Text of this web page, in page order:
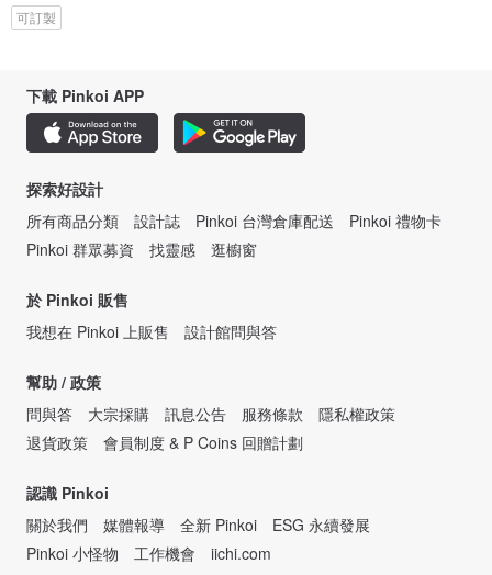
可訂製
下載 Pinkoi APP
探索好設計
所有商品分類
設計誌 Pinkoi 台灣倉庫配送
Pinkoi 禮物卡
Pinkoi 群眾募資
找靈感 逛櫥窗
於 Pinkoi 販售
我想在 Pinkoi 上販售
設計館問與答
幫助 / 政策
問與答
大宗採購 訊息公告 服務條款
隱私權政策
退貨政策
會員制度 & P Coins 回贈計劃
認識 Pinkoi
關於我們
媒體報導 全新 Pinkoi
ESG 永續發展
Pinkoi 小怪物
工作機會 iichi.com